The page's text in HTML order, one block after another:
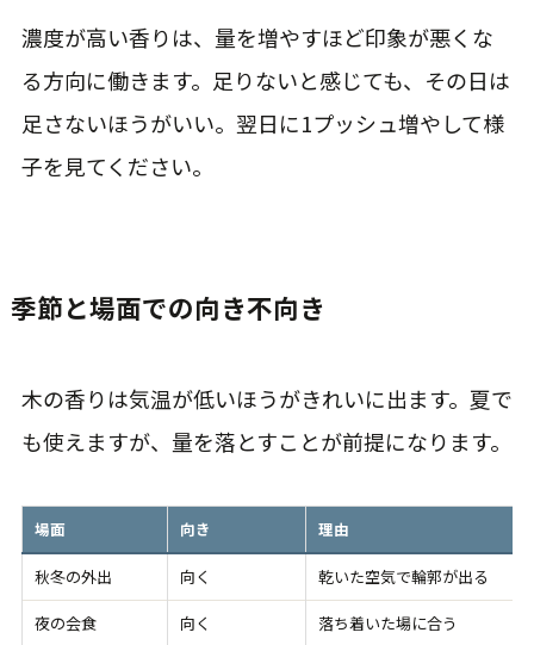
濃度が高い香りは、量を増やすほど印象が悪くな
る方向に働きます。足りないと感じても、その日は
足さないほうがいい。翌日に1プッシュ増やして様
子を見てください。
季節と場面での向き不向き
木の香りは気温が低いほうがきれいに出ます。夏で
も使えますが、量を落とすことが前提になります。
場面 向き 理由
秋冬の外出 向く 乾いた空気で輪郭が出る
夜の会食 向く 落ち着いた場に合う